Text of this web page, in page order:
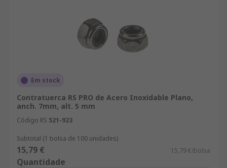
Em stock
Contratuerca RS PRO de Acero Inoxidable Plano,
anch. 7mm, alt. 5 mm
Código RS 521-923
Subtotal (1 bolsa de 100 unidades)
15,79 € 15,79 €/bolsa
Quantidade